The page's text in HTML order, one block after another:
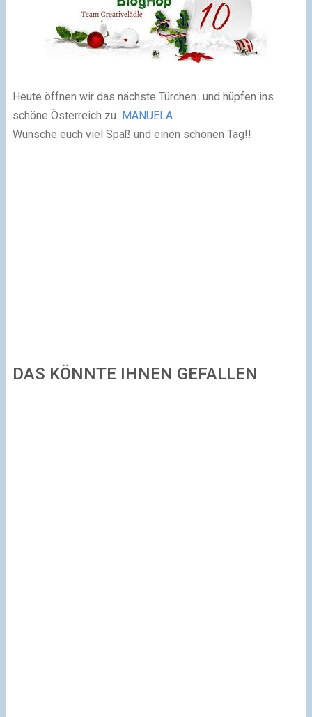
Heute öffnen wir das nächste Türchen...und hüpfen ins
schöne Österreich zu MANUELA
Wünsche euch viel Spaß und einen schönen Tag!!
DAS KÖNNTE IHNEN GEFALLEN